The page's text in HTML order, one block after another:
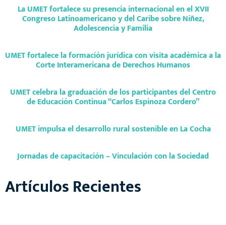
La UMET fortalece su presencia internacional en el XVII
Congreso Latinoamericano y del Caribe sobre Niñez,
Adolescencia y Familia
UMET fortalece la formación jurídica con visita académica a la
Corte Interamericana de Derechos Humanos
UMET celebra la graduación de los participantes del Centro
de Educación Continua “Carlos Espinoza Cordero”
UMET impulsa el desarrollo rural sostenible en La Cocha
Jornadas de capacitación – Vinculación con la Sociedad
Artículos Recientes